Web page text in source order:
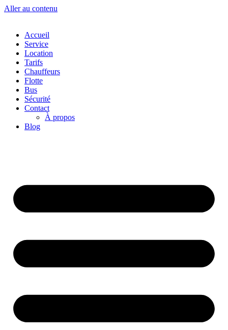
Aller au contenu
Accueil
Service
Location
Tarifs
Chauffeurs
Flotte
Bus
Sécurité
Contact
À propos
Blog